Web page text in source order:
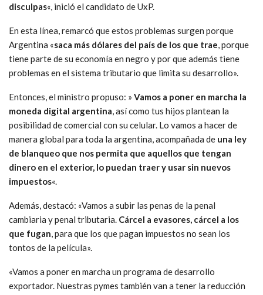
disculpas«, inició el candidato de UxP.
En esta línea, remarcó que estos problemas surgen porque
Argentina «saca más dólares del país de los que trae, porque
tiene parte de su economía en negro y por que además tiene
problemas en el sistema tributario que limita su desarrollo».
Entonces, el ministro propuso: » Vamos a poner en marcha la
moneda digital argentina, así como tus hijos plantean la
posibilidad de comercial con su celular. Lo vamos a hacer de
manera global para toda la argentina, acompañada de una ley
de blanqueo que nos permita que aquellos que tengan
dinero en el exterior, lo puedan traer y usar sin nuevos
impuestos«.
Además, destacó: «Vamos a subir las penas de la penal
cambiaria y penal tributaria. Cárcel a evasores, cárcel a los
que fugan, para que los que pagan impuestos no sean los
tontos de la película».
«Vamos a poner en marcha un programa de desarrollo
exportador. Nuestras pymes también van a tener la reducción